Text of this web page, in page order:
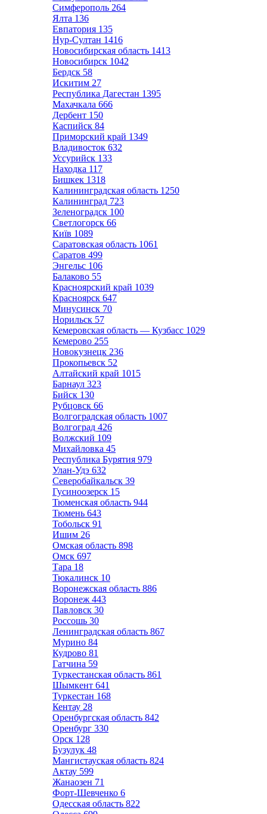
Симферополь 264
Ялта 136
Евпатория 135
Нур-Султан 1416
Новосибирская область 1413
Новосибирск 1042
Бердск 58
Искитим 27
Республика Дагестан 1395
Махачкала 666
Дербент 150
Каспийск 84
Приморский край 1349
Владивосток 632
Уссурийск 133
Находка 117
Бишкек 1318
Калининградская область 1250
Калининград 723
Зеленоградск 100
Светлогорск 66
Київ 1089
Саратовская область 1061
Саратов 499
Энгельс 106
Балаково 55
Красноярский край 1039
Красноярск 647
Минусинск 70
Норильск 57
Кемеровская область — Кузбасс 1029
Кемерово 255
Новокузнецк 236
Прокопьевск 52
Алтайский край 1015
Барнаул 323
Бийск 130
Рубцовск 66
Волгоградская область 1007
Волгоград 426
Волжский 109
Михайловка 45
Республика Бурятия 979
Улан-Удэ 632
Северобайкальск 39
Гусиноозерск 15
Тюменская область 944
Тюмень 643
Тобольск 91
Ишим 26
Омская область 898
Омск 697
Тара 18
Тюкалинск 10
Воронежская область 886
Воронеж 443
Павловск 30
Россошь 30
Ленинградская область 867
Мурино 84
Кудрово 81
Гатчина 59
Туркестанская область 861
Шымкент 641
Туркестан 168
Кентау 28
Оренбургская область 842
Оренбург 330
Орск 128
Бузулук 48
Мангистауская область 824
Актау 599
Жанаозен 71
Форт-Шевченко 6
Одесская область 822